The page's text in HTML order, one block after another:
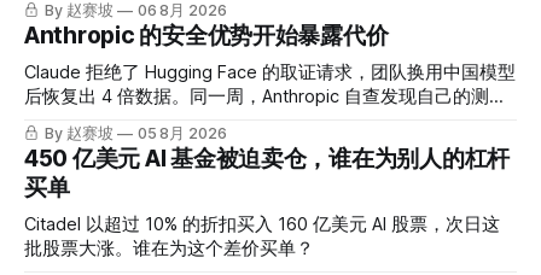
By 赵赛坡 06 8月 2026
Anthropic 的安全优势开始暴露代价
Claude 拒绝了 Hugging Face 的取证请求，团队换用中国模型
后恢复出 4 倍数据。同一周，Anthropic 自查发现自己的测试
也出了问题。
By 赵赛坡 05 8月 2026
450 亿美元 AI 基金被迫卖仓，谁在为别人的杠杆
买单
Citadel 以超过 10% 的折扣买入 160 亿美元 AI 股票，次日这
批股票大涨。谁在为这个差价买单？